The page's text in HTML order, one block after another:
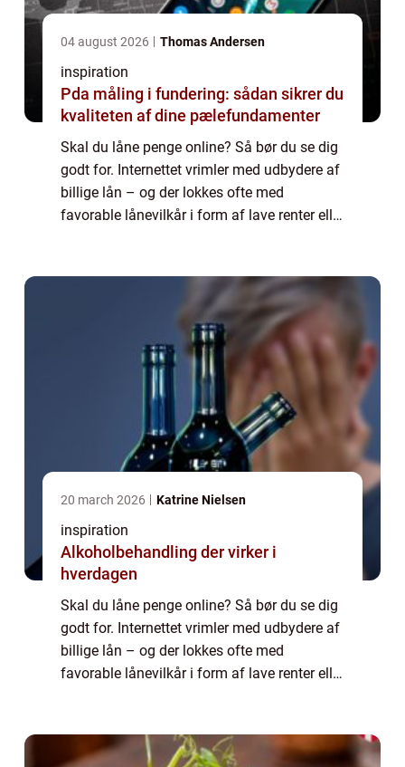
04 august 2026 Thomas Andersen
inspiration
Pda måling i fundering: sådan sikrer du
kvaliteten af dine pælefundamenter
Skal du låne penge online? Så bør du se dig
godt for. Internettet vrimler med udbydere af
billige lån – og der lokkes ofte med
favorable lånevilkår i form af lave renter eller
20 march 2026 Katrine Nielsen
inspiration
Alkoholbehandling der virker i
hverdagen
Skal du låne penge online? Så bør du se dig
godt for. Internettet vrimler med udbydere af
billige lån – og der lokkes ofte med
favorable lånevilkår i form af lave renter eller